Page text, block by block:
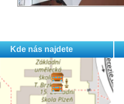
Kde nás najdete